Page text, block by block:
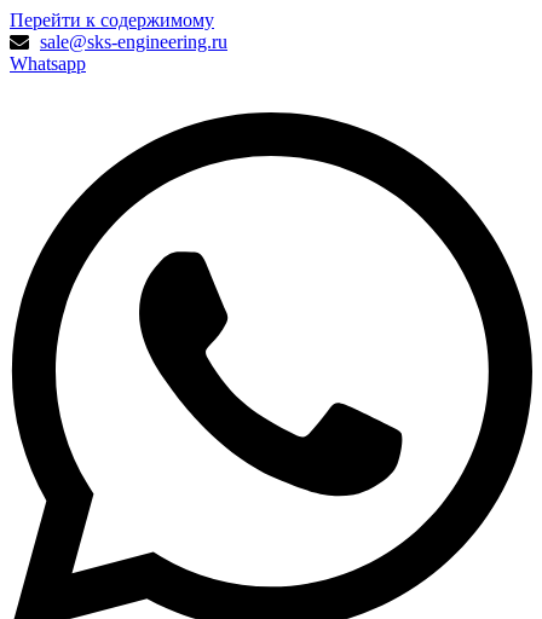
Перейти к содержимому
sale@sks-engineering.ru
Whatsapp